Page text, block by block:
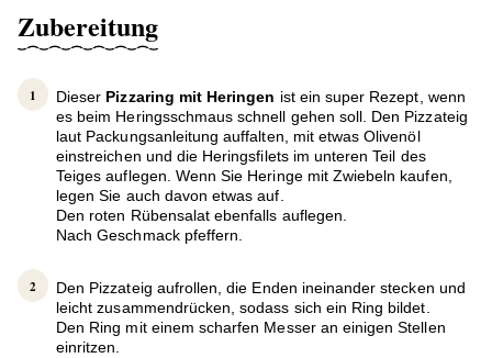
Zubereitung
Dieser Pizzaring mit Heringen ist ein super Rezept, wenn
es beim Heringsschmaus schnell gehen soll. Den Pizzateig
laut Packungsanleitung auffalten, mit etwas Olivenöl
einstreichen und die Heringsfilets im unteren Teil des
Teiges auflegen. Wenn Sie Heringe mit Zwiebeln kaufen,
legen Sie auch davon etwas auf.
Den roten Rübensalat ebenfalls auflegen.
Nach Geschmack pfeffern.
Den Pizzateig aufrollen, die Enden ineinander stecken und
leicht zusammendrücken, sodass sich ein Ring bildet.
Den Ring mit einem scharfen Messer an einigen Stellen
einritzen.